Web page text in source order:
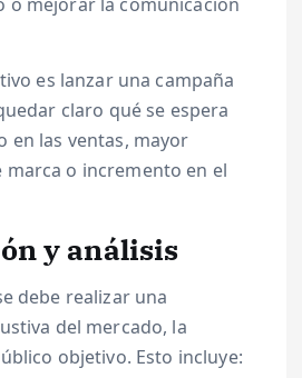
es lanzar una campaña
claro qué se espera
en las ventas, mayor
o incremento en el
y análisis
debe realizar una
del mercado, la
objetivo. Esto incluye: